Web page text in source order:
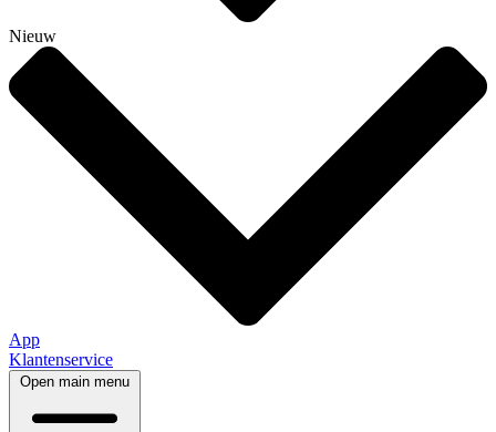
Nieuw
App
Klantenservice
Open main menu